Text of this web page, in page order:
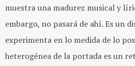
muestra una madurez musical y
embargo, no pasará de ahí. Es un
experimenta en lo medida de lo
heterogénea de la portada es un